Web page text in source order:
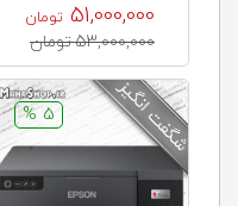
51,000,000 تومان
53,000,000 تومان
5 %